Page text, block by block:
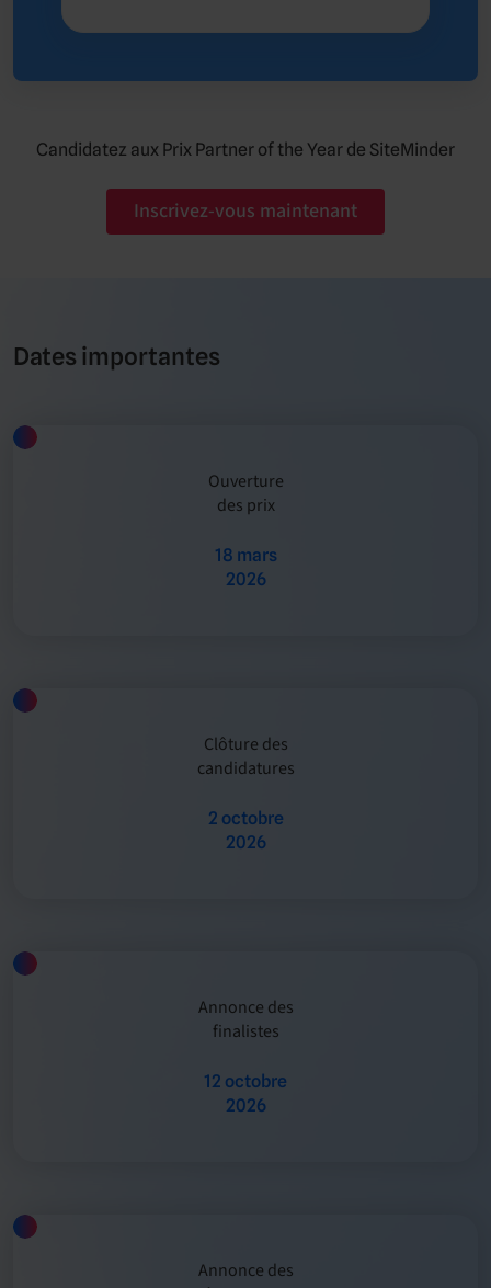
Candidatez aux Prix Partner of the Year de SiteMinder
Inscrivez-vous maintenant
Dates importantes
Ouverture
des prix
18 mars
2026
Clôture des
candidatures
2 octobre
2026
Annonce des
finalistes
12 octobre
2026
Annonce des